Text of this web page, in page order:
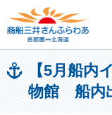
【5月船内
物館 船内